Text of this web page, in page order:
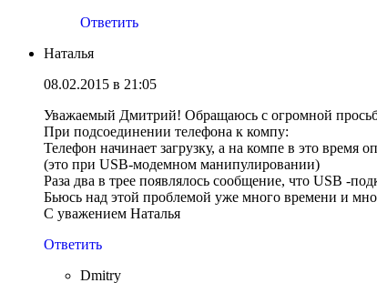
Ответить
Наталья
08.02.2015 в 21:05
Уважаемый Дмитрий! Обращаюсь с огромной
При подсоединении телефона к компу:
Телефон начинает загрузку, а на компе в это время
(это при USB-модемном манипулировании)
Раза два в трее появлялось сообщение, что USB -
Бьюсь над этой проблемой уже много времени и
С уважением Наталья
Ответить
Dmitry